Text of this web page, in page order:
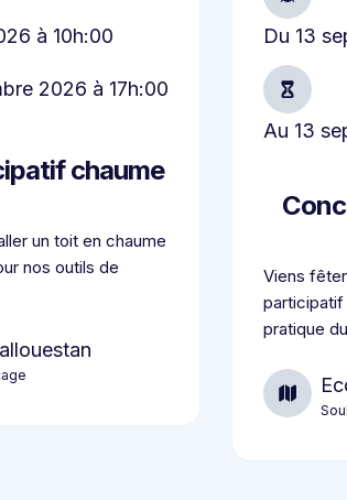
à 10h:00
2026 à 17h:00
chaume
un toit en chaume
nos outils de
Du 13
Au 13
Viens
participatif
pratique